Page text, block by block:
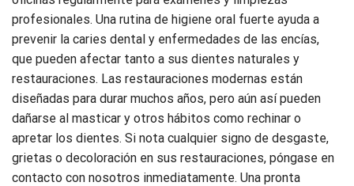
profesionales. Una rutina de higiene oral fuerte ayuda a
prevenir la caries dental y enfermedades de las encías,
que pueden afectar tanto a sus dientes naturales y
restauraciones. Las restauraciones modernas están
diseñadas para durar muchos años, pero aún así pueden
dañarse al masticar y otros hábitos como rechinar o
apretar los dientes. Si nota cualquier signo de desgaste,
grietas o decoloración en sus restauraciones, póngase en
contacto con nosotros inmediatamente. Una pronta